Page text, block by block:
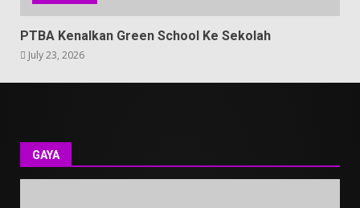
PTBA Kenalkan Green School Ke Sekolah
July 23, 2026
GAYA